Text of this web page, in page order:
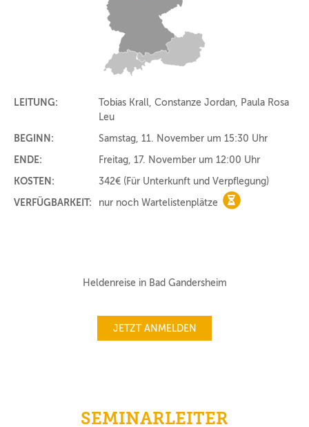
LEITUNG:
Tobias Krall, Constanze Jordan, Paula Rosa
Leu
BEGINN:
Samstag, 11. November um 15:30 Uhr
ENDE:
Freitag, 17. November um 12:00 Uhr
KOSTEN:
342€ (Für Unterkunft und Verpflegung)
VERFÜGBARKEIT:
nur noch Wartelistenplätze nur noch
Heldenreise in Bad Gandersheim
JETZT ANMELDEN
SEMINARLEITER